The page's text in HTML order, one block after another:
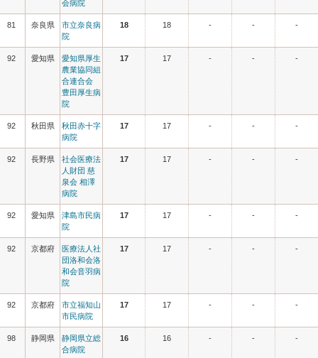
会病院
81 奈良県
市立奈良病
院
18 18 - - -
92 愛知県
愛知県厚生
農業協同組
合連合会
豊田厚生病
院
17 17 - - -
92 秋田県
秋田赤十字
病院
17 17 - - -
92 長野県
社会医療法
人財団 慈
泉会 相澤
病院
17 17 - - -
92 愛知県
津島市民病
院
17 17 - - -
92 京都府
医療法人社
団洛和会洛
和会音羽病
院
17 17 - - -
92 京都府
市立福知山
市民病院
17 17 - - -
98 静岡県
静岡県立総
合病院
16 16 - - -